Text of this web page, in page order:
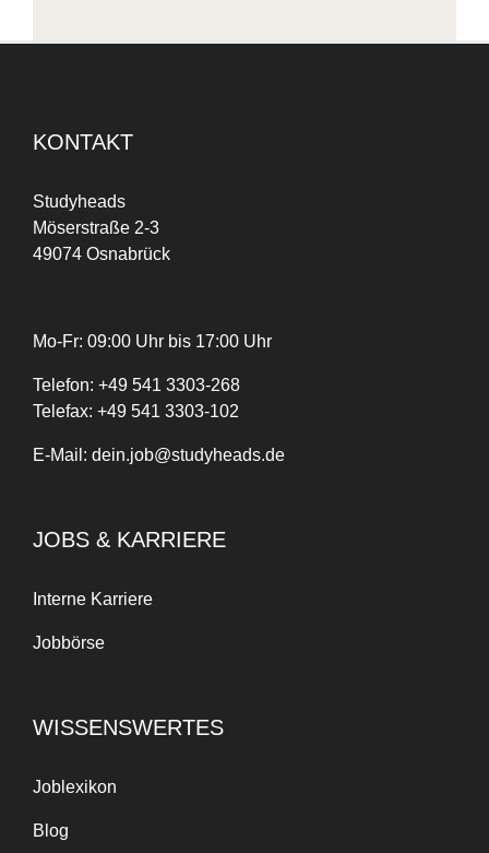
KONTAKT
Studyheads
Möserstraße 2-3
49074 Osnabrück
Mo-Fr: 09:00 Uhr bis 17:00 Uhr
Telefon: +49 541 3303-268
Telefax: +49 541 3303-102
E-Mail: dein.job@studyheads.de
JOBS & KARRIERE
Interne Karriere
Jobbörse
WISSENSWERTES
Joblexikon
Blog